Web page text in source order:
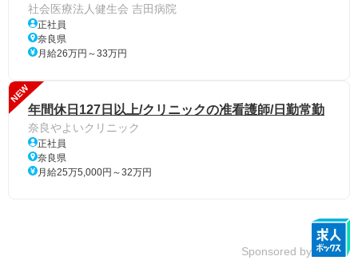
社会医療法人健生会 吉田病院
正社員
奈良県
月給26万円～33万円
NEW
年間休日127日以上/クリニックの准看護師/日勤常勤
奈良やよいクリニック
正社員
奈良県
月給25万5,000円～32万円
Sponsored by